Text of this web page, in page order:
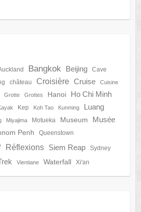
Bangkok Beijing Cave
château Croisière Cruise Cuisine
Grotte Grottes Hanoi
Ho Chi Minh
Kep Koh Tao Kunming
Luang
Miyajima Motueka Museum Musée
Penh Queenstown
Réflexions Siem Reap Sydney
Vientiane Waterfall Xi'an